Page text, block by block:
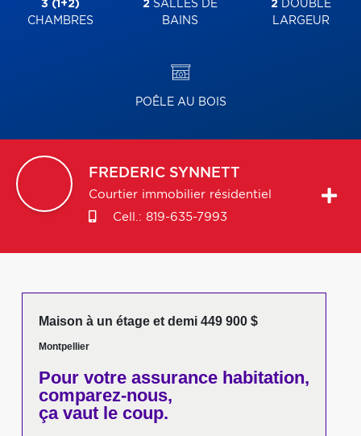
3 (1+2)
CHAMBRES
2 SALLES DE
BAINS
2DOUBLE
LARGEUR
POÊLE AU BOIS
FREDERIC SYNNETT
Courtier immobilier résidentiel
Cell.: 819-635-7993
Maison à un étage et demi 449 900 $
Montpellier
Pour votreassurance habitation,
comparez-nous,
ça vaut le coup.